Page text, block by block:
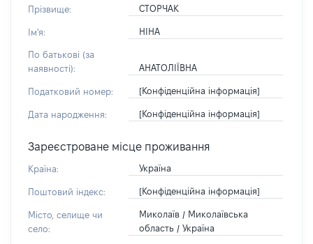
Прізвище: СТОРЧАК
Ім'я: НІНА
По батькові (за
наявності):
АНАТОЛІЇВНА
Податковий номер: [Конфіденційна інформація]
Дата народження: [Конфіденційна інформація]
Зареєстроване місце проживання
Країна: Україна
Поштовий індекс: [Конфіденційна інформація]
Місто, селище чи
село:
Миколаїв / Миколаївська
область / Україна